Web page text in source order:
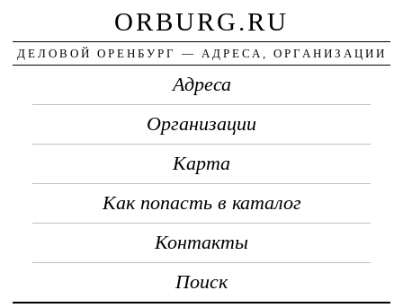
ORBURG.RU
ДЕЛОВОЙ ОРЕНБУРГ — АДРЕСА, ОРГАНИЗАЦИИ
Адреса
Организации
Карта
Как попасть в каталог
Контакты
Поиск